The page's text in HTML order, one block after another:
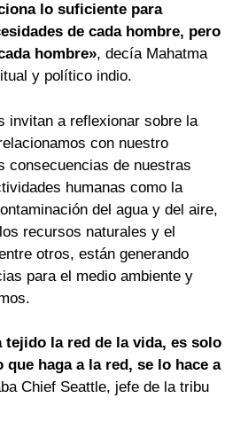
lo suficiente para
de cada hombre, pero
hombre», decía Mahatma
y político indio.
invitan a reflexionar sobre la
con nuestro
consecuencias de nuestras
humanas como la
del agua y del aire,
recursos naturales y el
otros, están generando
para el medio ambiente y
tejido la red de la vida, es solo
que haga a la red, se lo hace a
Chief Seattle, jefe de la tribu